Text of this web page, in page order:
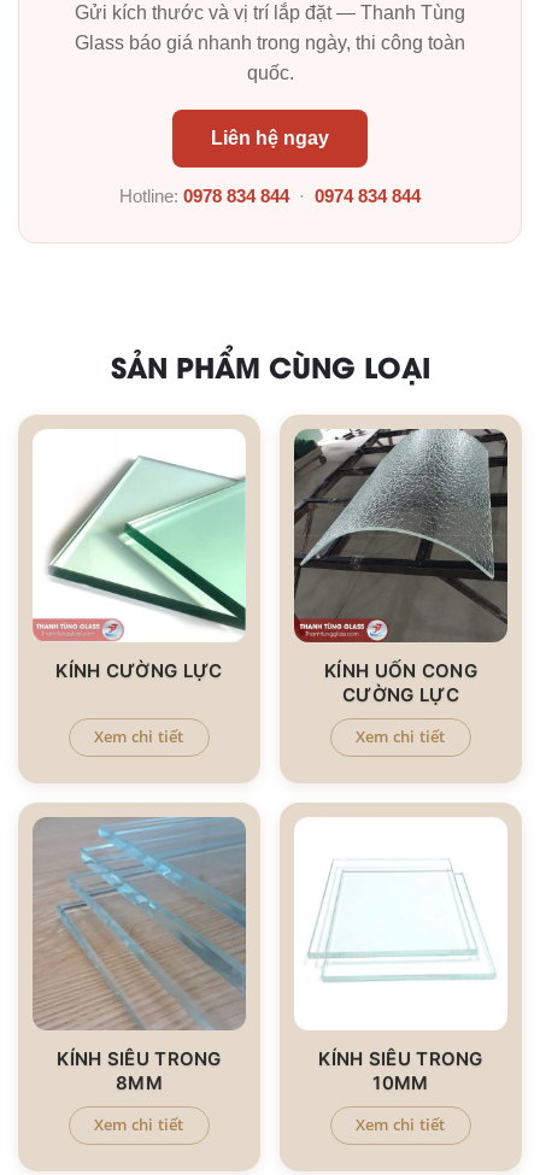
Gửi kích thước và vị trí lắp đặt — Thanh Tùng
Glass báo giá nhanh trong ngày, thi công toàn
quốc.
Liên hệ ngay
Hotline: 0978 834 844· 0974 834 844
SẢN PHẨM CÙNG LOẠI
KÍNH CƯỜNG LỰC
Xem chi tiết
KÍNH UỐN CONG
CƯỜNG LỰC
Xem chi tiết
KÍNH SIÊU TRONG
8MM
Xem chi tiết
KÍNH SIÊU TRONG
10MM
Xem chi tiết